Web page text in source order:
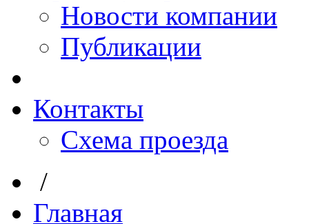
Новости компании
Публикации
Контакты
Схема проезда
/
Главная